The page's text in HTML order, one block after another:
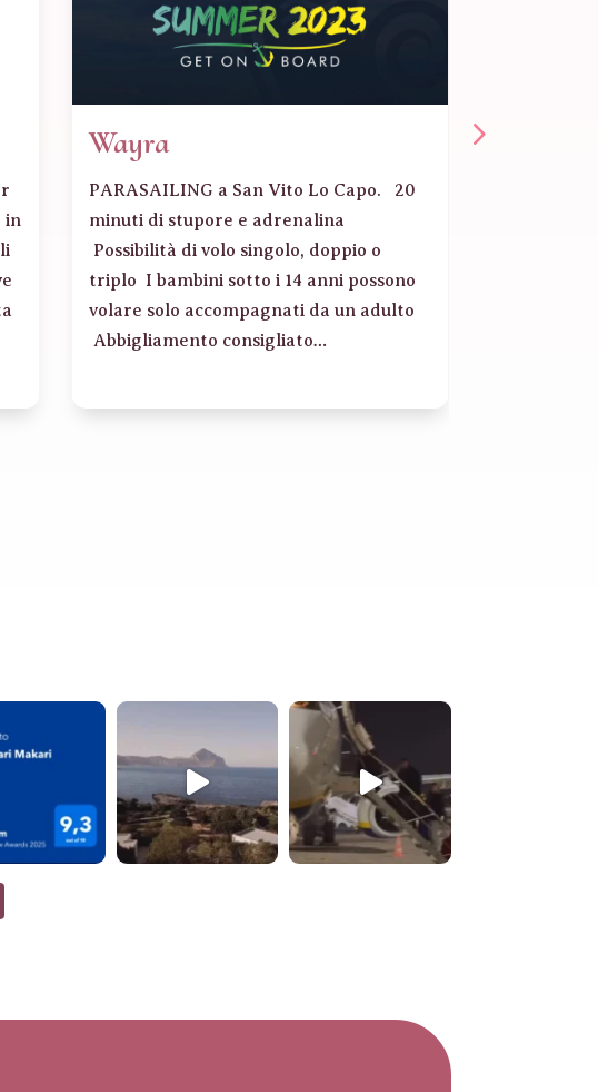
in
Wayra
PARASAILING a San Vito Lo Capo. 20
minuti di stupore e adrenalina
Possibilità di volo singolo, doppio o
triplo I bambini sotto i 14 anni possono
volare solo accompagnati da un adulto
Abbigliamento consigliato…